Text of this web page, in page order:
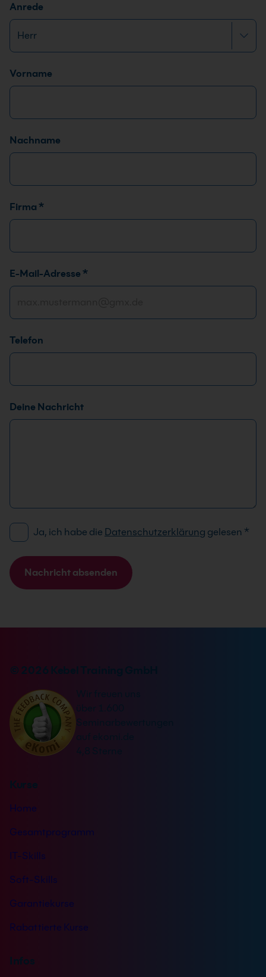
Anrede
Name*
Vorname
Nachname
Firma *
N
a
e
a
m
N
a
E-Mail-Adresse *
Telefon
Deine Nachricht
D
S
G
V
O
i
e
t
ä
n
i
*
Ja, ich habe die Datenschutzerklärung gelesen *
Nachricht absenden
n
i
e
© 2026 Kebel Training GmbH
Wir freuen uns
über 1.600
Seminarbewertungen
auf ekomi.de
4,8 Sterne
Kurse
Home
Gesamtprogramm
IT-Skills
Soft-Skills
Garantiekurse
Rabattierte Kurse
Infos